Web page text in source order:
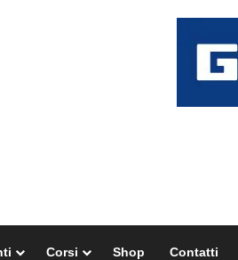
Corsi Shop Contatti